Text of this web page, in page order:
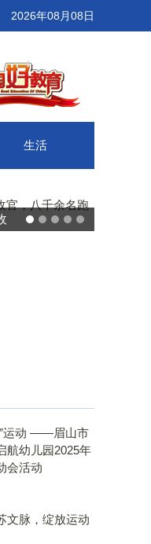
2026年08月08日
生活
”运动 ——眉山市
航幼儿园2025年
会活动
文脉，绽放运动